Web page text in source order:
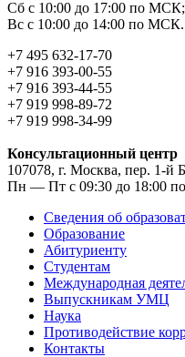
Сб с 10:00 до 17:00 по МСК;
Вс с 10:00 до 14:00 по МСК.
+7 495 632-17-70
+7 916 393-00-55
+7 916 393-44-55
+7 919 998-89-72
+7 919 998-34-99
Консультационный центр
107078, г. Москва, пер. 1-й
Пн — Пт с 09:30 до 18:00
Сведения об
Образование
Абитуриенту
Студентам
Международная
Выпускникам УМЦ
Наука
Противодействие
Контакты